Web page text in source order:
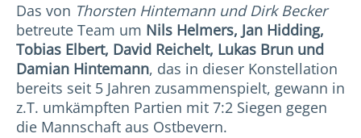
Das von Thorsten Hintemann und Dirk Becker
betreute Team um Nils Helmers, Jan Hidding,
Tobias Elbert, David Reichelt, Lukas Brun und
Damian Hintemann, das in dieser Konstellation
bereits seit 5 Jahren zusammenspielt, gewann in
z.T. umkämpften Partien mit 7:2 Siegen gegen
die Mannschaft aus Ostbevern.